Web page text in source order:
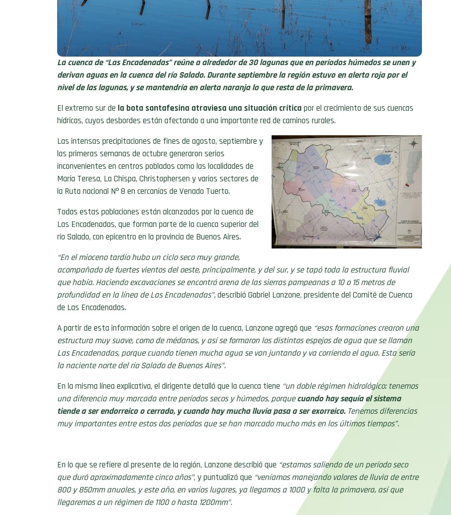
La cuenca de “Las Encadenadas” reúne a alrededor de 30 lagunas que en períodos húmedos se unen y
derivan aguas en la cuenca del río Salado. Durante septiembre la región estuvo en alerta roja por el
nivel de las lagunas, y se mantendría en alerta naranja lo que resta de la primavera.
El extremo sur de la bota santafesina atraviesa una situación críticapor el crecimiento de sus cuencas
hídricas, cuyos desbordes están afectando a una importante red de caminos rurales.
Las intensas precipitaciones de fines de agosto, septiembre y
las primeras semanas de octubre generaron serios
inconvenientes en centros poblados como las localidades de
María Teresa, La Chispa, Christophersen y varios sectores de
la Ruta nacional Nº 8 en cercanías de Venado Tuerto.
Todas estas poblaciones están alcanzadas por la cuenca de
Las Encadenadas, que forman parte de la cuenca superior del
río Salado, con epicentro en la provincia de Buenos Aires.
“En el mioceno tardío hubo un ciclo seco muy grande,
acompañado de fuertes vientos del oeste, principalmente, y del sur, y se tapó toda la estructura fluvial
que había. Haciendo excavaciones se encontró arena de las sierras pampeanas a 10 o 15 metros de
profundidad en la línea de Las Encadenadas”,describió Gabriel Lanzone, presidente del Comité de Cuenca
de Las Encadenadas.
A partir de esta información sobre el origen de la cuenca, Lanzone agregó que “esas formaciones crearon una
estructura muy suave, como de médanos, y así se formaron los distintos espejos de agua que se llaman
Las Encadenadas, porque cuando tienen mucha agua se van juntando y va corriendo el agua. Esta sería
la naciente norte del río Salado de Buenos Aires”.
En la misma línea explicativa, el dirigente detalló que la cuenca tiene “un doble régimen hidrológico: tenemos
una diferencia muy marcada entre períodos secos y húmedos, porquecuando hay sequía el sistema
tiende a ser endorreico o cerrado, y cuando hay mucha lluvia pasa a ser exorreico.Tenemos diferencias
muy importantes entre estos dos períodos que se han marcado mucho más en los últimos tiempos”.
En lo que se refiere al presente de la región, Lanzone describió que “estamos saliendo de un período seco
que duró aproximadamente cinco años”, y puntualizó que “veníamos manejando valores de lluvia de entre
800 y 850mm anuales, y este año, en varios lugares, ya llegamos a 1000 y falta la primavera, así que
llegaremos a un régimen de 1100 o hasta 1200mm”.